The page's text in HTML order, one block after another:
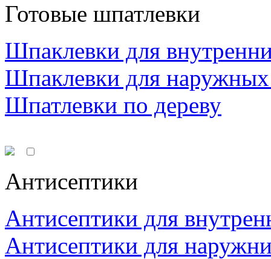
Готовые шпатлевки
Шпаклевки для
Шпаклевки для наружных
Шпатлевки по дереву
Антисептики
Антисептики для
Антисептики для